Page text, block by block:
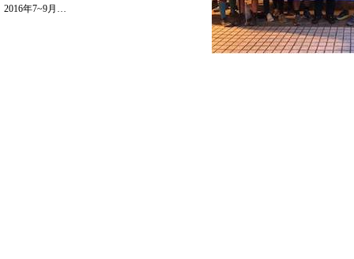
2016年7~9月T...